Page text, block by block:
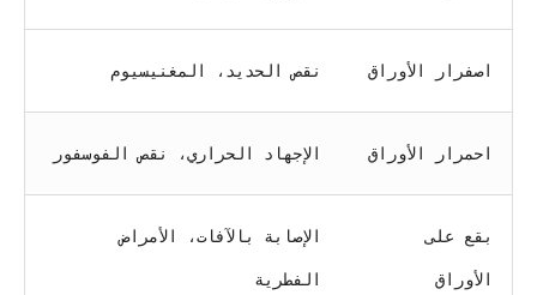
اصفرار الأوراق نقص الحديد، المغنيسيوم
احمرار الأوراق الإجهاد الحراري، نقص الفوسفور
بقع على
الأوراق
الإصابة بالآفات، الأمراض
الفطرية